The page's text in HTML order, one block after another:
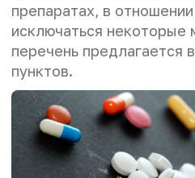
препаратах, в
исключаться некоторые
перечень предлагается
пунктов.